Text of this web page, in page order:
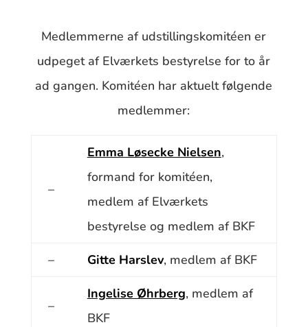
Medlemmerne af udstillingskomitéen er
udpeget af Elværkets bestyrelse for to år
ad gangen. Komitéen har aktuelt følgende
medlemmer:
–
Emma Løsecke Nielsen,
formand for komitéen,
medlem af Elværkets
bestyrelse og medlem af BKF
– Gitte Harslev, medlem af BKF
–
Ingelise Øhrberg, medlem af
BKF